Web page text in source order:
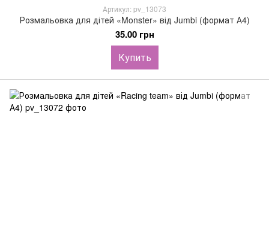
Артикул: pv_13073
Розмальовка для дітей «Monster» від Jumbi (формат А4)
35.00 грн
Купить